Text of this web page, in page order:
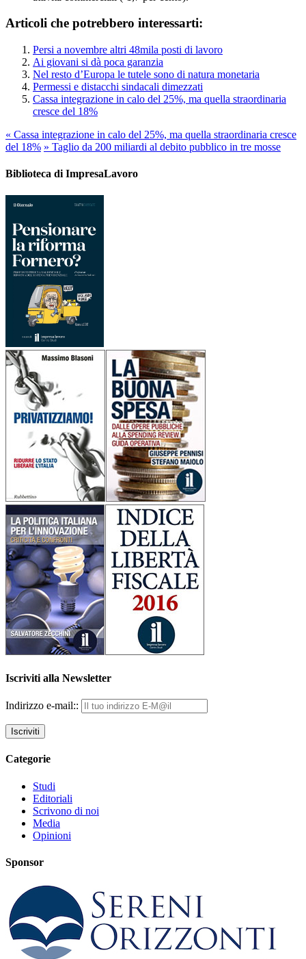
Articoli che potrebbero interessarti:
Persi a novembre altri 48mila posti di lavoro
Ai giovani si dà poca garanzia
Nel resto d’Europa le tutele sono di natura monetaria
Permessi e distacchi sindacali dimezzati
Cassa integrazione in calo del 25%, ma quella straordinaria
cresce del 18%
« Cassa integrazione in calo del 25%, ma quella straordinaria cresce
del 18% » Taglio da 200 miliardi al debito pubblico in tre mosse
Biblioteca di ImpresaLavoro
Iscriviti alla Newsletter
Indirizzo e-mail::
Categorie
Studi
Editoriali
Scrivono di noi
Media
Opinioni
Sponsor